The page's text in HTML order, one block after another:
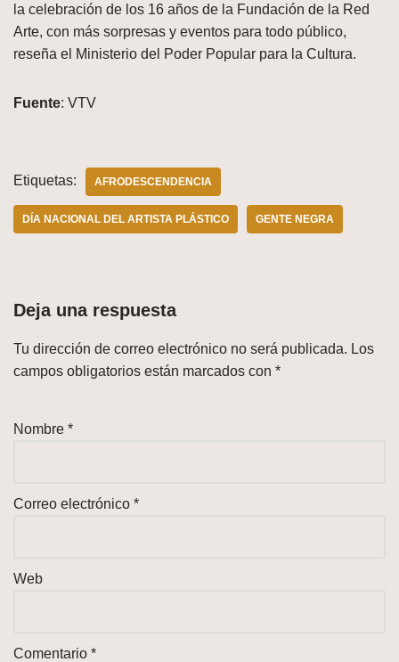
la celebración de los 16 años de la Fundación de la Red
Arte, con más sorpresas y eventos para todo público,
reseña el Ministerio del Poder Popular para la Cultura.
Fuente: VTV
Etiquetas: AFRODESCENDENCIA
DÍA NACIONAL DEL ARTISTA PLÁSTICO GENTE NEGRA
Deja una respuesta
Tu dirección de correo electrónico no será publicada. Los
campos obligatorios están marcados con *
Nombre *
Correo electrónico *
Web
Comentario *